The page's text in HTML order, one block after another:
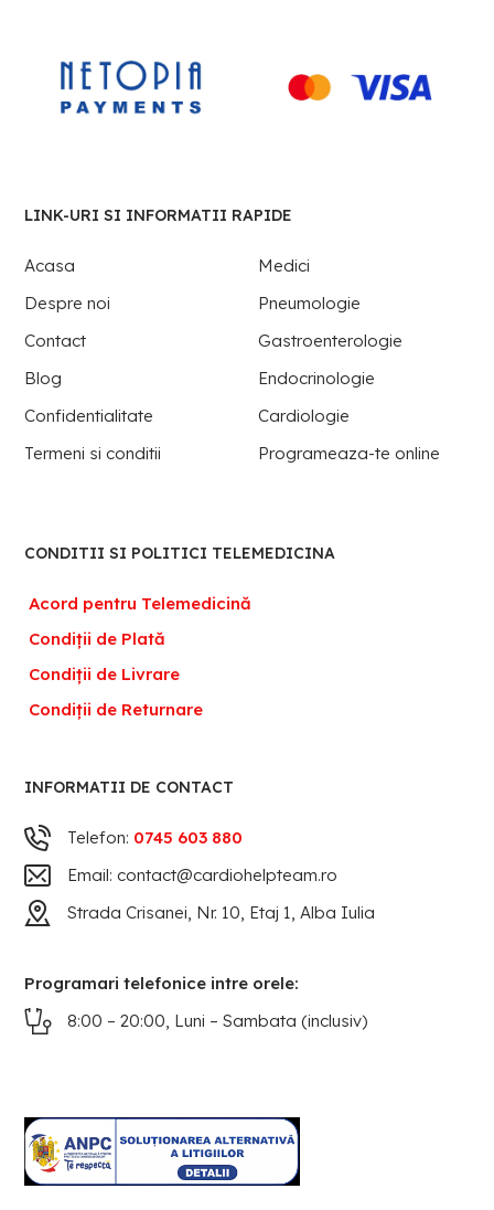
LINK-URI SI INFORMATII RAPIDE
Acasa
Medici
Despre noi
Pneumologie
Contact
Gastroenterologie
Blog
Endocrinologie
Confidentialitate
Cardiologie
Termeni si conditii
Programeaza-te online
CONDITII SI POLITICI TELEMEDICINA
Acord pentru Telemedicină
Condiții de Plată
Condiții de Livrare
Condiții de Returnare
INFORMATII DE CONTACT
Telefon: 0745 603 880
Email: contact@cardiohelpteam.ro
Strada Crisanei, Nr. 10, Etaj 1, Alba Iulia
Programari telefonice intre orele:
8:00 – 20:00, Luni – Sambata (inclusiv)